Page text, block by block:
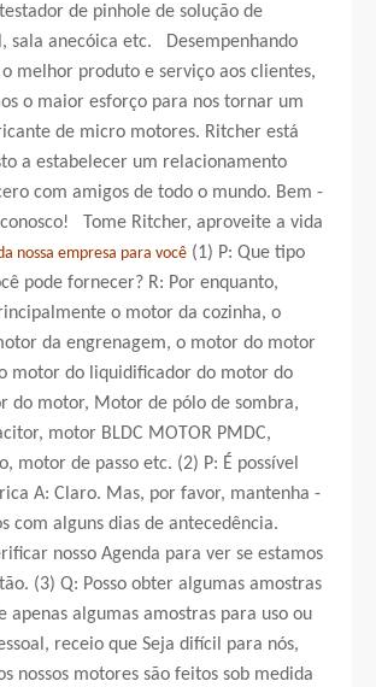
de pinhole de solução de
sala anecóica etc. Desempenhando
melhor produto e serviço aos clientes,
o maior esforço para nos tornar um
de micro motores. Ritcher está
a estabelecer um relacionamento
com amigos de todo o mundo. Bem -
Tome Ritcher, aproveite a vida
nossa empresa para você (1) P: Que tipo
pode fornecer? R: Por enquanto,
o motor da cozinha, o
da engrenagem, o motor do motor
motor do liquidificador do motor do
do motor, Motor de pólo de sombra,
motor BLDC MOTOR PMDC,
motor de passo etc. (2) P: É possível
A: Claro. Mas, por favor, mantenha -
com alguns dias de antecedência.
nosso Agenda para ver se estamos
(3) Q: Posso obter algumas amostras
apenas algumas amostras para uso ou
receio que Seja difícil para nós,
nossos motores são feitos sob medida